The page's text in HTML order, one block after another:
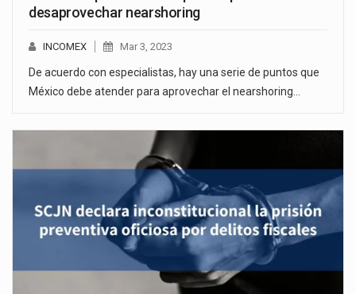
desaprovechar nearshoring
INCOMEX Mar 3, 2023
De acuerdo con especialistas, hay una serie de puntos que
México debe atender para aprovechar el nearshoring…